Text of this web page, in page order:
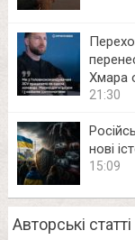
Хмара
21:30
нові
15:09
Авторські статті